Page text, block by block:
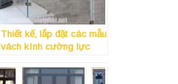
Thiết kế, lắp đặt các mẫu
vách kính cường lực
năm 2019